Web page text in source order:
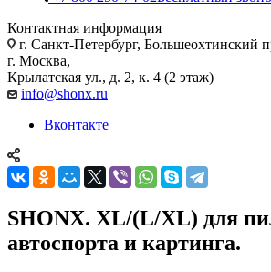
Контактная информация
г. Санкт-Петербург, Большеохтинский
г. Москва,
Крылатская ул., д. 2, к. 4 (2 этаж)
info@shonx.ru
Вконтакте
SHONX. XL/(L/XL) для
автоспорта и картинга.